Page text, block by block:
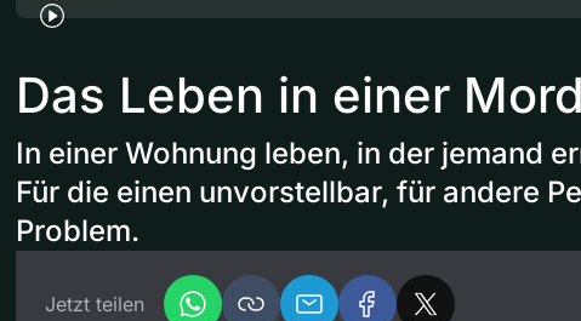
Das Leben in einer
In einer Wohnung leben, in der jemand
Für die einen unvorstellbar, für andere
Problem.
Jetzt teilen